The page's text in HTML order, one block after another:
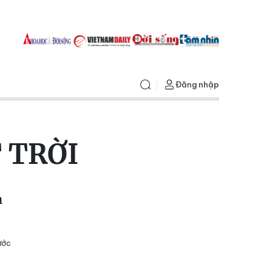
Đăng nhập